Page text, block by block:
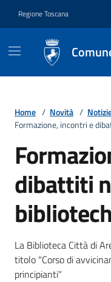
Regione Toscana
Home / Novità /
Formazione, incontri e
dibattiti
Dettagli
La Biblioteca Città di
titolo "Corso di
principianti"